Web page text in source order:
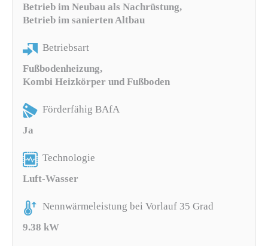
Betrieb im Neubau als Nachrüstung,
Betrieb im sanierten Altbau
Betriebsart
Fußbodenheizung,
Kombi Heizkörper und Fußboden
Förderfähig BAfA
Ja
Technologie
Luft-Wasser
Nennwärmeleistung bei Vorlauf 35 Grad
9.38 kW